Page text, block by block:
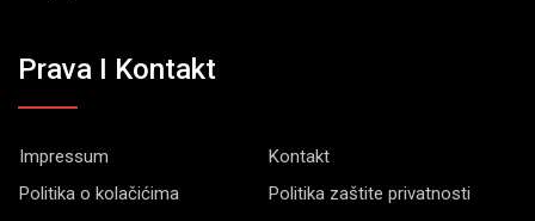
Prava I Kontakt
Impressum
Kontakt
Politika o kolačićima
Politika zaštite privatnosti